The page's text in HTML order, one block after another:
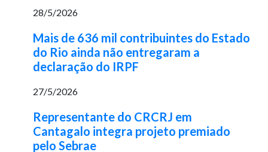
28/5/2026
Mais de 636 mil contribuintes do Estado
do Rio ainda não entregaram a
declaração do IRPF
27/5/2026
Representante do CRCRJ em
Cantagalo integra projeto premiado
pelo Sebrae